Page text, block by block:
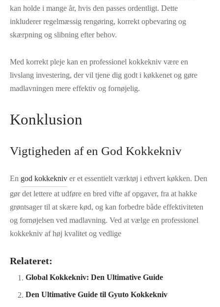
kan holde i mange år, hvis den passes ordentligt. Dette
inkluderer regelmæssig rengøring, korrekt opbevaring og
skærpning og slibning efter behov.
Med korrekt pleje kan en professionel kokkekniv være en
livslang investering, der vil tjene dig godt i køkkenet og gøre
madlavningen mere effektiv og fornøjelig.
Konklusion
Vigtigheden af en God Kokkekniv
En god kokkekniv er et essentielt værktøj i ethvert køkken. Den
gør det lettere at udføre en bred vifte af opgaver, fra at hakke
grøntsager til at skære kød, og kan forbedre både effektiviteten
og fornøjelsen ved madlavning. Ved at vælge en professionel
kokkekniv af høj kvalitet og vedlige
Relateret:
Global Kokkekniv: Den Ultimative Guide
Den Ultimative Guide til Gyuto Kokkekniv